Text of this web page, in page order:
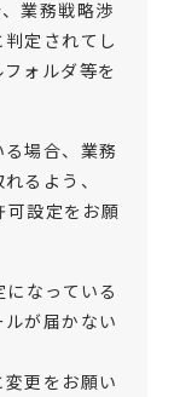
業務戦略渉
定されてし
ォルダ等を
場合、業務
るよう、
設定をお願
なっている
が届かない
更をお願い